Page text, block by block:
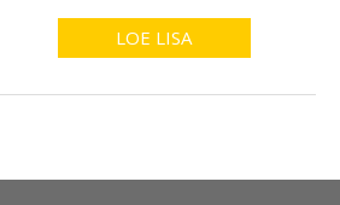
LOE LISA